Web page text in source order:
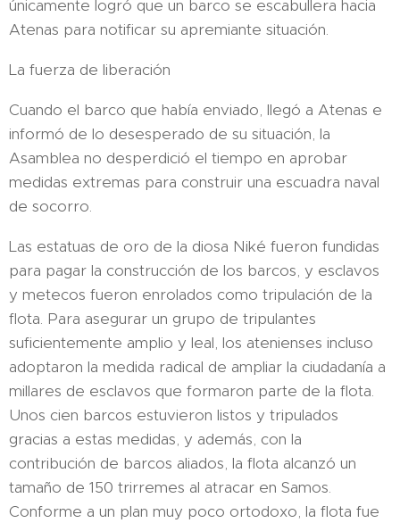
únicamente logró que un barco se escabullera hacia
Atenas para notificar su apremiante situación.
La fuerza de liberación
Cuando el barco que había enviado, llegó a Atenas e
informó de lo desesperado de su situación, la
Asamblea no desperdició el tiempo en aprobar
medidas extremas para construir una escuadra naval
de socorro.
Las estatuas de oro de la diosa Niké fueron fundidas
para pagar la construcción de los barcos, y esclavos
y metecos fueron enrolados como tripulación de la
flota. Para asegurar un grupo de tripulantes
suficientemente amplio y leal, los atenienses incluso
adoptaron la medida radical de ampliar la ciudadanía a
millares de esclavos que formaron parte de la flota.​
Unos cien barcos estuvieron listos y tripulados
gracias a estas medidas, y además, con la
contribución de barcos aliados, la flota alcanzó un
tamaño de 150 trirremes al atracar en Samos.
Conforme a un plan muy poco ortodoxo, la flota fue